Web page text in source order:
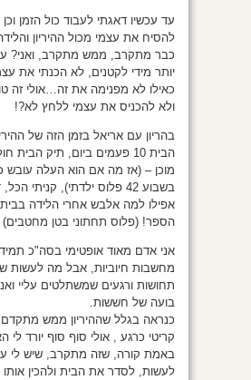
עד עכשיו דאגתי לעבוד כול הזמן
להסיח את עצמי מכול ההיריון
כבר מתקרב, ממש מתקרב, ואני?
יותר מידי לקטנים, לא הכנתי את
כאילו לא מפנימה את זה…אולי זה
ולא להכניס את עצמי ללחץ לא?!
בהריון עם אריאל בזמן הזה של
הבית 10 פעמים ביום, תיק הבית
מוכן – (אז מה אם הוא העלה עובש
בשבוע 42 פלוס ילדתי), קניתי
אפילו למה אלבש אחרי הלידה
הספר! (פלוס תחתוני בטן מחטבים)
אני אדם מאוד אופטימי בסה"כ
מחשבות חיוביות, אבל מה לעשות
תחושות ורגעים שמשתלטים עליי
בועה של חששות.
כנראה בגלל שההיריון ממש
קריטי כרגע , אולי סוף סוף יורד לי
באמת קורה, שזה מתקרב, שיש לי
לעשות, לסדר את הבית ולהכין